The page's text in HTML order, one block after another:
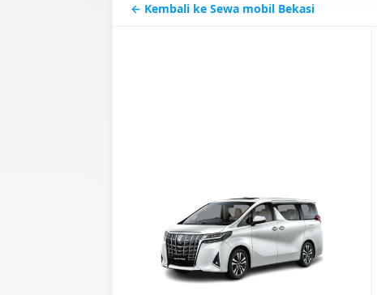
← Kembali ke Sewa mobil Bekasi